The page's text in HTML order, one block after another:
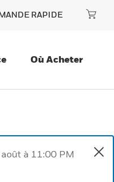
RAPIDE
Où Acheter
à 11:00 PM